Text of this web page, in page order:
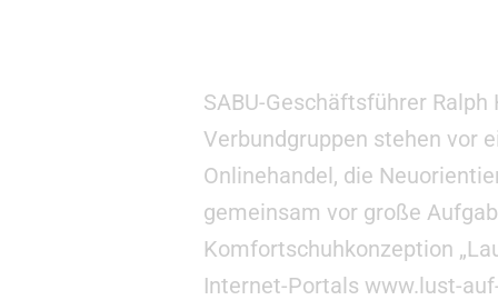
SABU-Geschäftsführer
Verbundgruppen stehen vor
Onlinehandel, die
gemeinsam vor große
Komfortschuhkonzeption
Internet-Portals www.lust-